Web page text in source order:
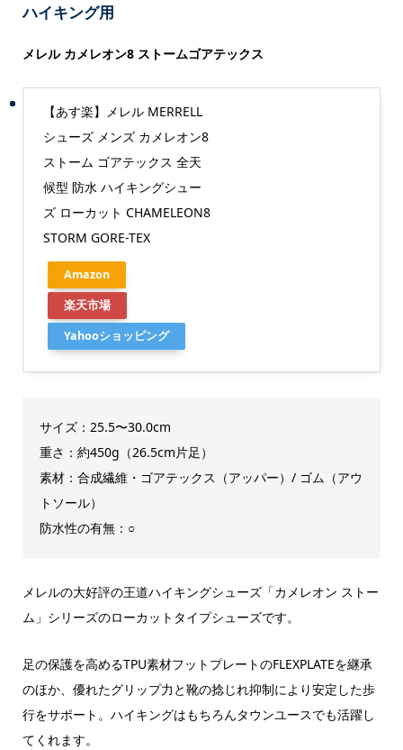
ハイキング用
メレル カメレオン8 ストームゴアテックス
【あす楽】メレル MERRELL
シューズ メンズ カメレオン8
ストーム ゴアテックス 全天
候型 防水 ハイキングシュー
ズ ローカット CHAMELEON8
STORM GORE-TEX
Amazon
楽天市場
Yahooショッピング
サイズ：25.5〜30.0cm
重さ：約450g（26.5cm片足）
素材：合成繊維・ゴアテックス（アッパー）/ ゴム（アウ
トソール）
防水性の有無：○
メレルの大好評の王道ハイキングシューズ「カメレオン ストー
ム」シリーズのローカットタイプシューズです。
足の保護を高めるTPU素材フットプレートのFLEXPLATEを継承
のほか、優れたグリップ力と靴の捻じれ抑制により安定した歩
行をサポート。ハイキングはもちろんタウンユースでも活躍し
てくれます。